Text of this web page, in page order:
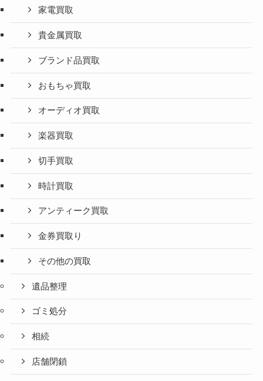
家電買取
貴金属買取
ブランド品買取
おもちゃ買取
オーディオ買取
楽器買取
切手買取
時計買取
アンティーク買取
金券買取り
その他の買取
遺品整理
ゴミ処分
相続
店舗閉鎖